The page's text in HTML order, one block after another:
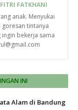
FATKHANI
anak. Menyukai
tintanya
bekerja sama
INI
Alam di Bandung